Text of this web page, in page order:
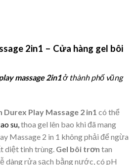
2in1 – Cửa hàng gel bôi
massage 2in1ở thành phố vũng
Durex Play Massage 2 in1 có thể
su,thoa gel lên bao khi đã mang
Massage 2 in 1 không phải để ngừa
diệt tinh trùng. Gel bôi trơn tan
dàng rửa sạch bằng nước, có pH